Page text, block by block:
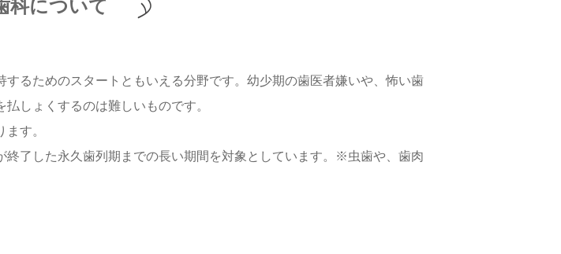
科について
るためのスタートともいえる分野です。幼少期の歯医者嫌いや、怖い歯
しょくするのは難しいものです。
す。
了した永久歯列期までの長い期間を対象としています。※虫歯や、歯肉